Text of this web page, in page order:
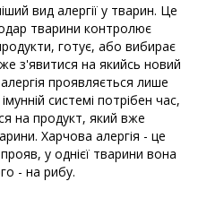
вид алергії у тварин. Це
тварини контролює
готує, або вибирає
з'явитися на якийсь новий
проявляється лише
системі потрібен час,
на продукт, який вже
Харчова алергія - це
у однієї тварини вона
- на рибу.